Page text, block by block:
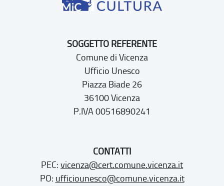
SOGGETTO REFERENTE
Comune di Vicenza
Ufficio Unesco
Piazza Biade 26
36100 Vicenza
P.IVA 00516890241
CONTATTI
PEC: vicenza@cert.comune.vicenza.it
PO: ufficiounesco@comune.vicenza.it